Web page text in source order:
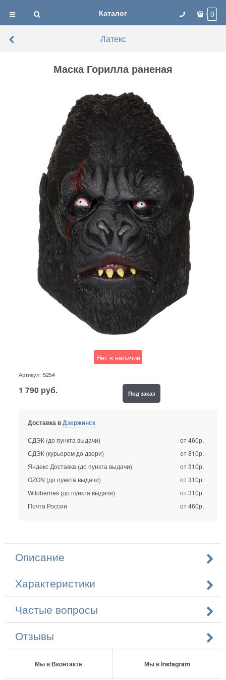
Каталог 0
Латекс
Маска Горилла раненая
Нет в наличии
Артикул: 5254
1 790 руб. Под заказ
Доставка вДзержинск
СДЭК (до пункта выдачи)
от 460р.
СДЭК (курьером до двери)
от 810р.
Яндекс Доставка (до пункта выдачи)
от 310р.
OZON (до пункта выдачи)
от 310р.
Wildberries (до пункта выдачи)
от 310р.
Почта России
от 460р.
Описание
Характеристики
Частые вопросы
Отзывы
Мы в Вконтакте Мы в Instagram